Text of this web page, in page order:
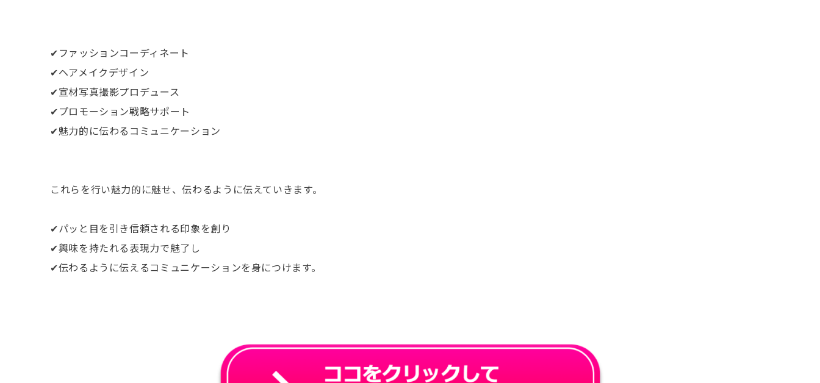
✔︎ファッションコーディネート
✔︎ヘアメイクデザイン
✔︎宣材写真撮影プロデュース
✔︎プロモーション戦略サポート
✔︎魅力的に伝わるコミュニケーション
これらを行い魅力的に魅せ、伝わるように伝えていきます。
✔︎パッと目を引き信頼される印象を創り
✔︎興味を持たれる表現力で魅了し
✔︎伝わるように伝えるコミュニケーションを身につけます。